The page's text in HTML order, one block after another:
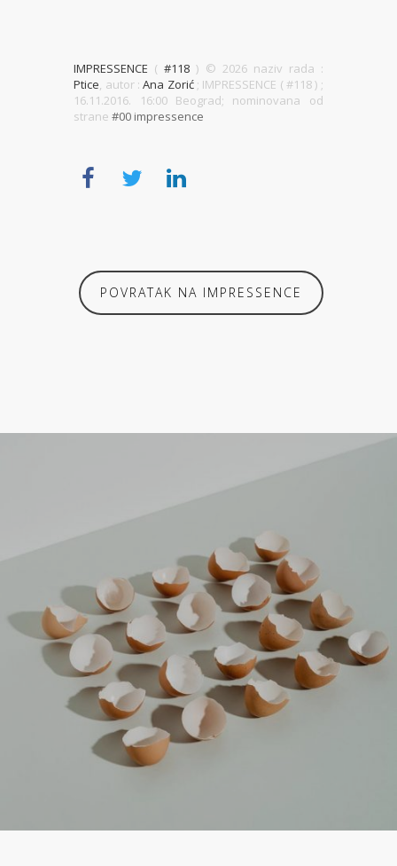
IMPRESSENCE (#118) © 2026 naziv rada :
Ptice, autor :Ana Zorić; IMPRESSENCE ( #118 ) ;
16.11.2016. 16:00 Beograd; nominovana od
strane#00 impressence
POVRATAK NA IMPRESSENCE